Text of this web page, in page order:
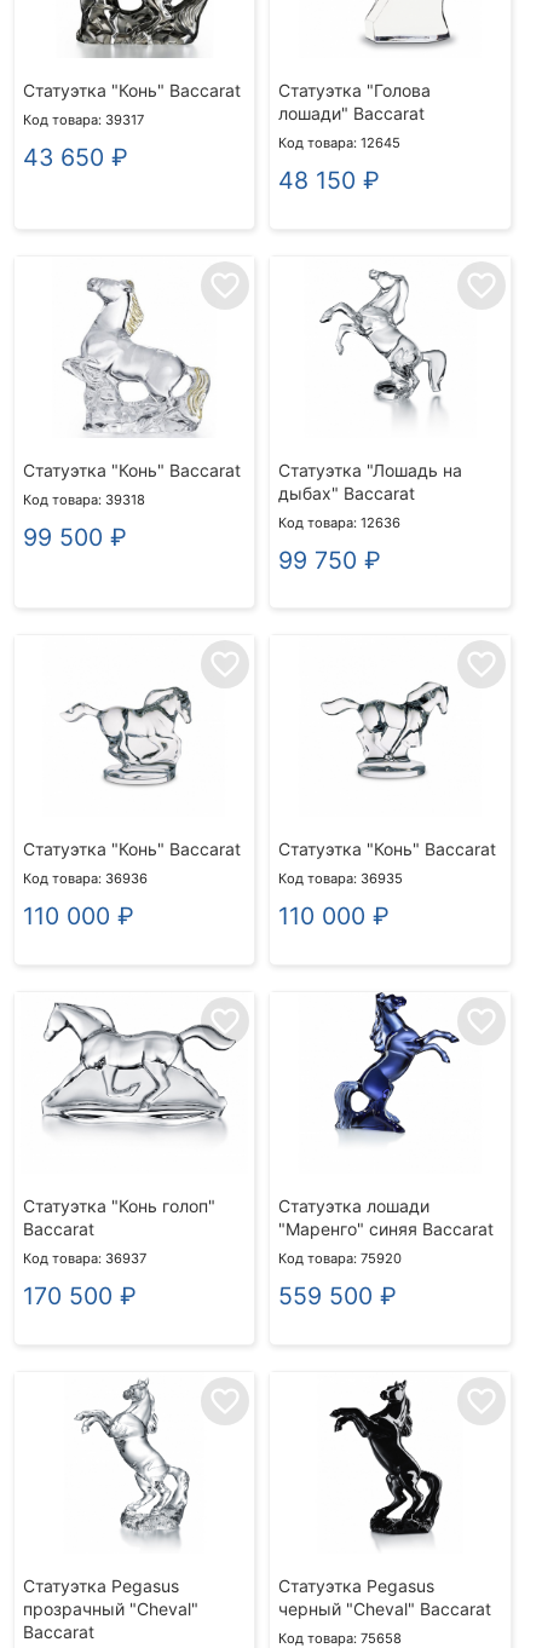
Статуэтка "Конь" Baccarat
Код товара: 39317
43 650 ₽
Статуэтка "Голова
лошади" Baccarat
Код товара: 12645
48 150 ₽
favorite_border
Статуэтка "Конь" Baccarat
Код товара: 39318
99 500 ₽
favorite_border
Статуэтка "Лошадь на
дыбах" Baccarat
Код товара: 12636
99 750 ₽
favorite_border
Статуэтка "Конь" Baccarat
Код товара: 36936
110 000 ₽
favorite_border
Статуэтка "Конь" Baccarat
Код товара: 36935
110 000 ₽
favorite_border
Статуэтка "Конь голоп"
Baccarat
Код товара: 36937
170 500 ₽
favorite_border
Статуэтка лошади
"Маренго" синяя Baccarat
Код товара: 75920
559 500 ₽
favorite_border
Статуэтка Pegasus
прозрачный "Cheval"
Baccarat
favorite_border
Статуэтка Pegasus
черный "Cheval" Baccarat
Код товара: 75658